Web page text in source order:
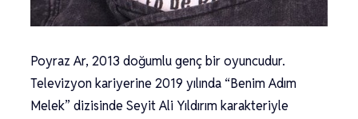
Poyraz Ar, 2013 doğumlu genç bir oyuncudur.
Televizyon kariyerine 2019 yılında “Benim Adım
Melek” dizisinde Seyit Ali Yıldırım karakteriyle